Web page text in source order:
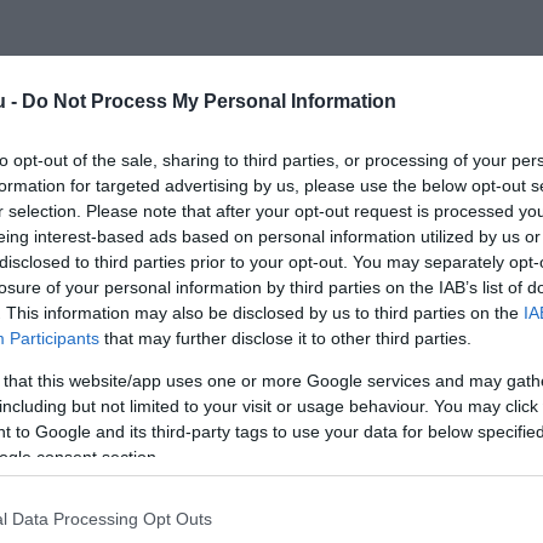
- Do Not Process My Personal Information
opt-out of the sale, sharing to third parties, or processing of your
for targeted advertising by us, please use the below opt-out
selection. Please note that after your opt-out request is processed
interest-based ads based on personal information utilized by us
to third parties prior to your opt-out. You may separately
of your personal information by third parties on the IAB’s list of
This information may also be disclosed by us to third parties on the
Participants that may further disclose it to other third parties.
that this website/app uses one or more Google services and may
but not limited to your visit or usage behaviour. You may
to Google and its third-party tags to use your data for below
consent section.
Data Processing Opt Outs
Nyitva Mutass többet
Terasz, Parkoló
környezetben,mindig mosolygósan várom
már jól ismert zenegép (ami szól mint
darts